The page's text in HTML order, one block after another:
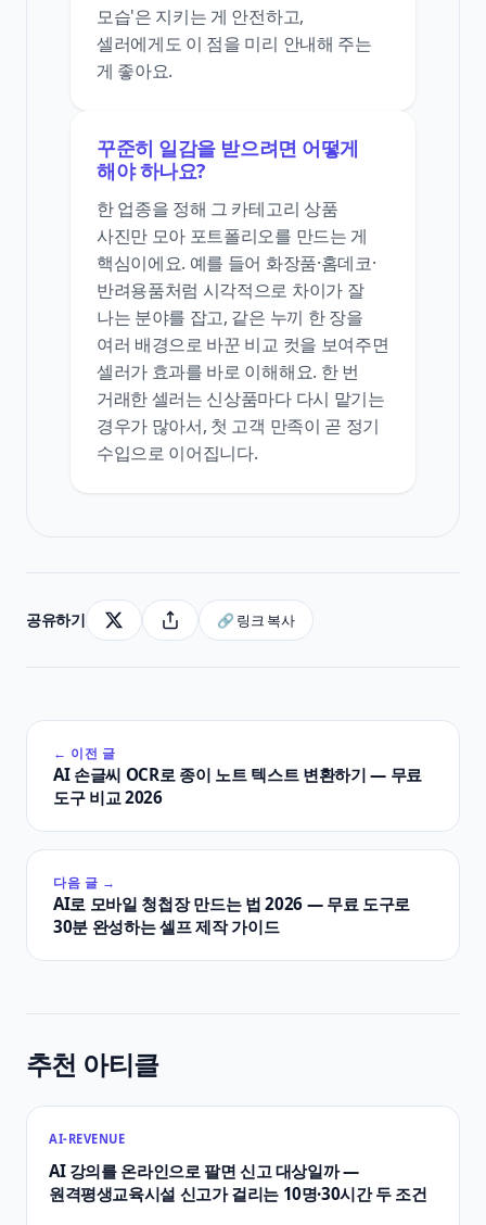
모습'은 지키는 게 안전하고,
셀러에게도 이 점을 미리 안내해 주는
게 좋아요.
꾸준히 일감을 받으려면 어떻게
해야 하나요?
한 업종을 정해 그 카테고리 상품
사진만 모아 포트폴리오를 만드는 게
핵심이에요. 예를 들어 화장품·홈데코·
반려용품처럼 시각적으로 차이가 잘
나는 분야를 잡고, 같은 누끼 한 장을
여러 배경으로 바꾼 비교 컷을 보여주면
셀러가 효과를 바로 이해해요. 한 번
거래한 셀러는 신상품마다 다시 맡기는
경우가 많아서, 첫 고객 만족이 곧 정기
수입으로 이어집니다.
공유하기 🔗 링크 복사
← 이전 글
AI 손글씨 OCR로 종이 노트 텍스트 변환하기 — 무료
도구 비교 2026
다음 글 →
AI로 모바일 청첩장 만드는 법 2026 — 무료 도구로
30분 완성하는 셀프 제작 가이드
추천 아티클
AI-REVENUE
AI 강의를 온라인으로 팔면 신고 대상일까 —
원격평생교육시설 신고가 걸리는 10명·30시간 두 조건